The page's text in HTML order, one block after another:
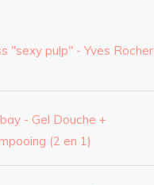
"sexy pulp" - Yves Rocher
- Gel Douche +
(2 en 1)